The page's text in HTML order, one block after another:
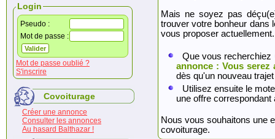
Login
Pseudo :
Mot de passe :
Mot de passe oublié ?
S'inscrire
Covoiturage
Créer une annonce
Consulter les annonces
Au hasard Balthazar !
Mais ne soyez pas
trouver votre bonheur dans
vous proposer actuellement.
Que vous
annonce : Vous serez
dès qu'un nouveau
Utilisez ensuite le
une offre
Nous vous souhaitons une
covoiturage.